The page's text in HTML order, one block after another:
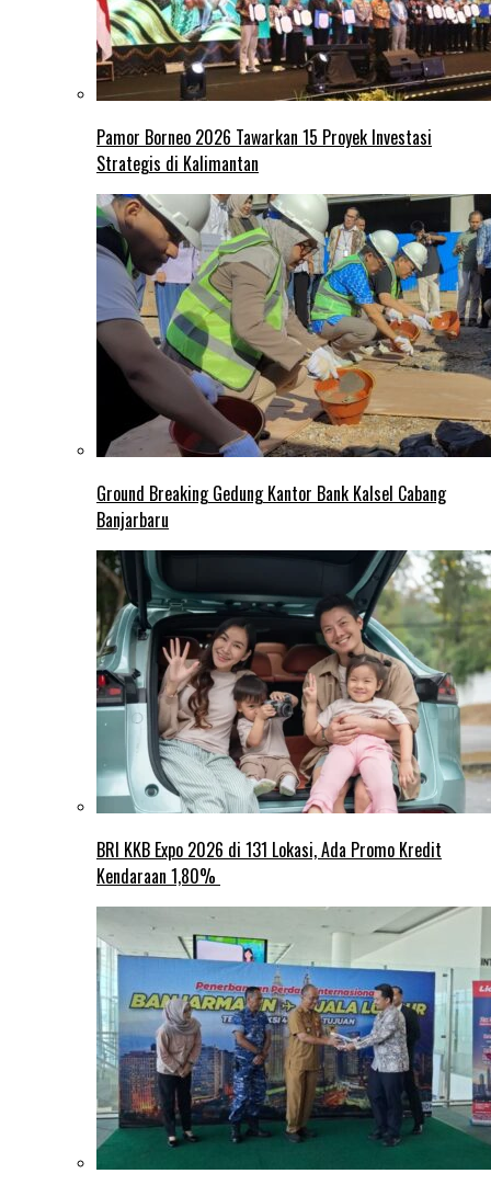
Pamor Borneo 2026 Tawarkan 15 Proyek Investasi
Strategis di Kalimantan
Ground Breaking Gedung Kantor Bank Kalsel Cabang
Banjarbaru
BRI KKB Expo 2026 di 131 Lokasi, Ada Promo Kredit
Kendaraan 1,80%